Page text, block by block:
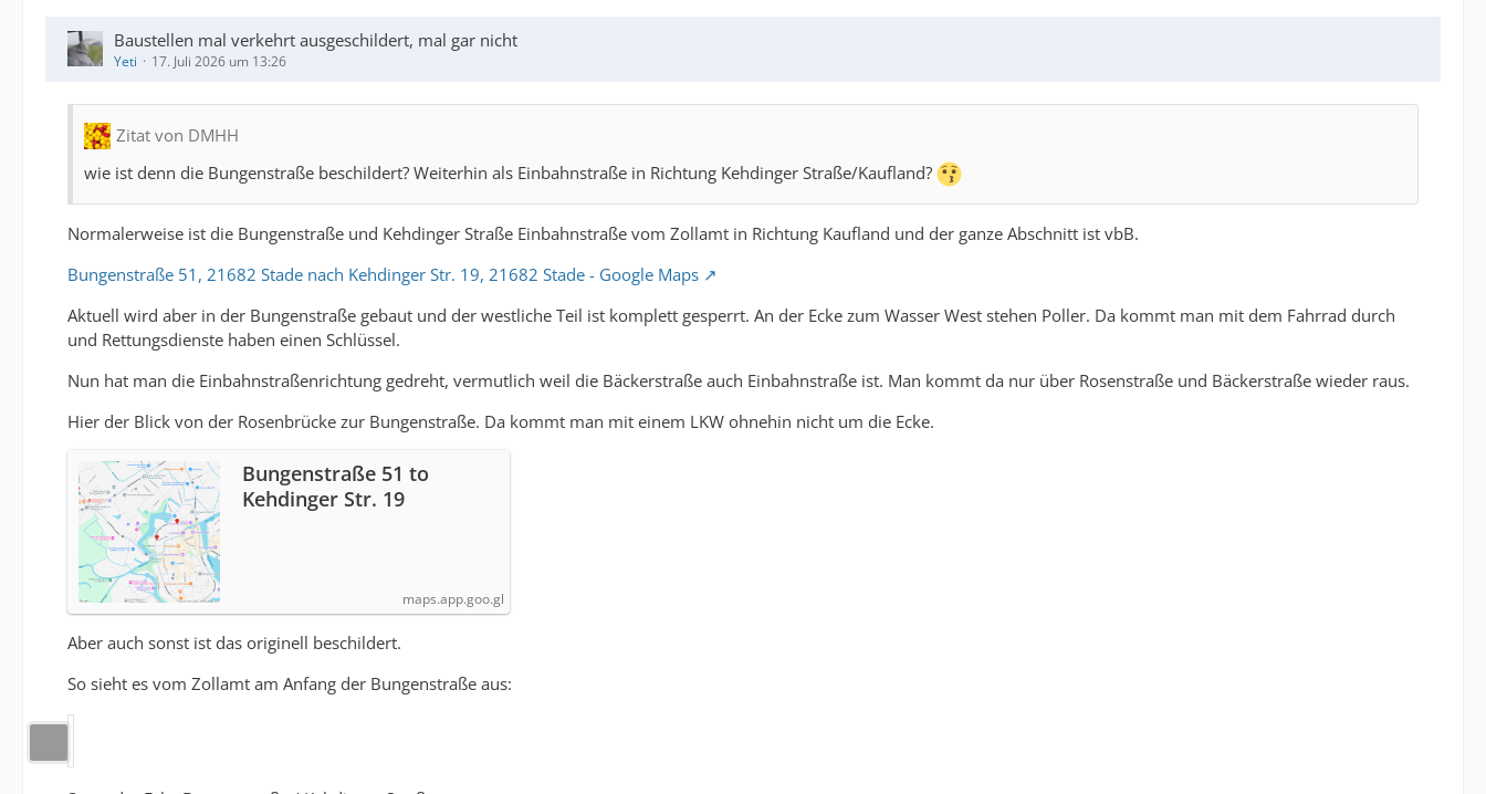
Baustellen mal verkehrt ausgeschildert, mal gar nicht
Yeti 17. Juli 2026 um 13:26
Zitat von DMHH
wie ist denn die Bungenstraße beschildert? Weiterhin als Einbahnstraße in Richtung Kehdinger Straße/Kaufland?
Normalerweise ist die Bungenstraße und Kehdinger Straße Einbahnstraße vom Zollamt in Richtung Kaufland und der ganze Abschnitt ist vbB.
Bungenstraße 51, 21682 Stade nach Kehdinger Str. 19, 21682 Stade - Google Maps
Aktuell wird aber in der Bungenstraße gebaut und der westliche Teil ist komplett gesperrt. An der Ecke zum Wasser West stehen Poller. Da kommt man mit dem Fahrrad durch
und Rettungsdienste haben einen Schlüssel.
Nun hat man die Einbahnstraßenrichtung gedreht, vermutlich weil die Bäckerstraße auch Einbahnstraße ist. Man kommt da nur über Rosenstraße und Bäckerstraße wieder raus.
Hier der Blick von der Rosenbrücke zur Bungenstraße. Da kommt man mit einem LKW ohnehin nicht um die Ecke.
Bungenstraße 51 to
Kehdinger Str. 19
maps.app.goo.gl
Aber auch sonst ist das originell beschildert.
So sieht es vom Zollamt am Anfang der Bungenstraße aus: